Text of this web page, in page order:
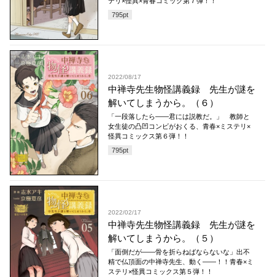
795pt
2022/08/17
中禅寺先生物怪講義録 先生が謎を
解いてしまうから。（６）
「一段落したら――君には説教だ。」 教師と
女生徒の凸凹コンビがおくる、青春×ミステリ×
怪異コミックス第６弾！！
795pt
2022/02/17
中禅寺先生物怪講義録 先生が謎を
解いてしまうから。（５）
「面倒だが――骨を折らねばならないな」出不
精で仏頂面の中禅寺先生、動く――！！青春×ミ
ステリ×怪異コミックス第５弾！！